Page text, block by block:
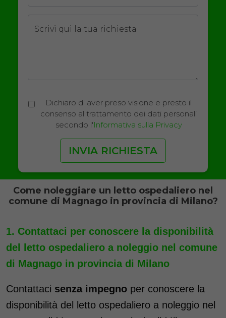
Scrivi qui la tua richiesta
Dichiaro di aver preso visione e presto il
consenso al trattamento dei dati personali
secondo l'Informativa sulla Privacy
Come noleggiare un letto ospedaliero nel
comune di Magnago in provincia di Milano?
Contattaci per conoscere la disponibilità
del letto ospedaliero a noleggio nel comune
di Magnago in provincia di Milano
Contattaci senza impegno per conoscere la
disponibilità del letto ospedaliero a noleggio nel